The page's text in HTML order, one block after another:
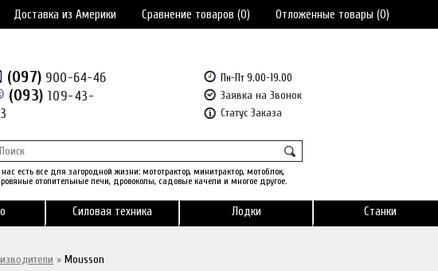
Доставка из Америки Сравнение товаров (0) Отложенные товары (0)
(097) 900-64-46
(093) 109-43-
Пн-Пт 9.00-19.00
Заявка на Звонок
Статус Заказа
есть все для загородной жизни: мототрактор, минитрактор, мотоблок,
отопительные печи, дровоколы, садовые качели и многое другое.
Силовая техника Лодки Станки
»Mousson